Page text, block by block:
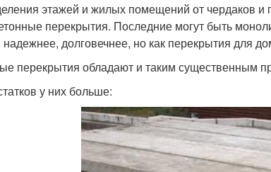
этажей и жилых помещений от чердаков и
перекрытия. Последние могут быть
долговечнее, но как перекрытия для
перекрытия обладают и таким существенным
у них больше: